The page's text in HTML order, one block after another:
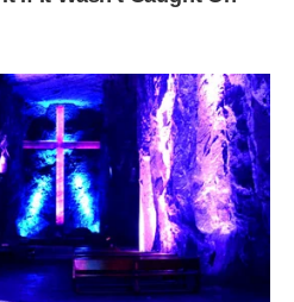
з компаніями: гості
Володя закинув гітару на
мене в парку, укладав
сідав за креслення.
за телефоном:
Зоряни погано зі здоров’ям.